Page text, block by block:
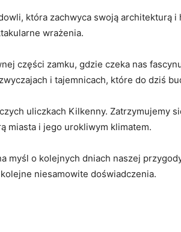
która zachwyca swoją architekturą
wrażenia.
części zamku, gdzie czeka nas
i tajemnicach, które ⁢do dziś
uliczkach Kilkenny. Zatrzymujemy
miasta i jego urokliwym klimatem.
myśl o kolejnych ⁤dniach naszej
niesamowite doświadczenia.